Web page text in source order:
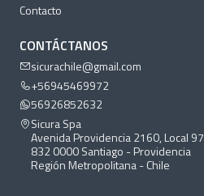
Contacto
CONTÁCTANOS
sicurachile@gmail.com
+56945469972
56926852632
Sicura Spa
Avenida Providencia 2160, Local 97
832 0000 Santiago - Providencia
Región Metropolitana - Chile